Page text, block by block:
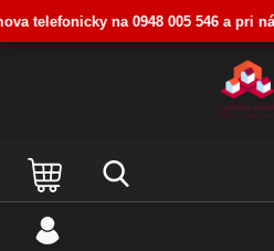
telefonicky na 0948 005 546 a pri